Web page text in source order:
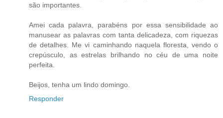
são importantes.
Amei cada palavra, parabéns por essa sensibilidade ao
manusear as palavras com tanta delicadeza, com riquezas
de detalhes. Me vi caminhando naquela floresta, vendo o
crepúsculo, as estrelas brilhando no céu de uma noite
perfeita.
Beijos, tenha um lindo domingo.
Responder